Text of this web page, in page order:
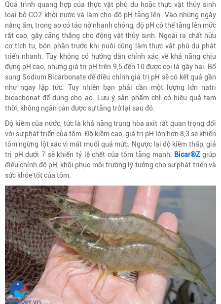
Quá trình quang hợp của thực vật phù du hoặc thực vật thủy sinh
loại bỏ CO2 khỏi nước và làm cho độ pH tăng lên. Vào những ngày
nắng ấm, trong ao có tảo nở nhanh chóng, độ pH có thể tăng lên mức
rất cao, gây căng thẳng cho động vật thủy sinh. Ngoài ra chất hữu
cơ tích tụ, bón phân trước khi nuôi cũng làm thực vật phù du phát
triển nhanh. Tuy không có hướng dẫn chính xác về khả năng chịu
đựng pH cao, nhưng giá trị pH trên 9,5 đến 10 được coi là gây hại. Bổ
sung Sodium Bicarbonate để điều chỉnh giá trị pH sẽ có kết quả gần
như ngay lập tức. Tuy nhiên bạn phải cần một lượng lớn natri
bicacbonat để dùng cho ao. Lưu ý sản phẩm chỉ có hiệu quả tạm
thời, không ngăn cản được sự tăng trở lại sau đó.
Độ kiềm của nước, tức là khả năng trung hòa axit rất quan trọng đối
với sự phát triển của tôm. Độ kiềm cao, giá trị pH lớn hơn 8,3 sẽ khiến
tôm ngừng lột xác vì mất muối quá mức. Ngược lại độ kiềm thấp, giá
trị pH dưới 7 sẽ khiến tỷ lệ chết của tôm tăng mạnh. Bicar®Z giúp
điều chỉnh độ pH, khôi phục môi trường lý tưởng cho sự phát triển và
sức khỏe tốt của tôm.